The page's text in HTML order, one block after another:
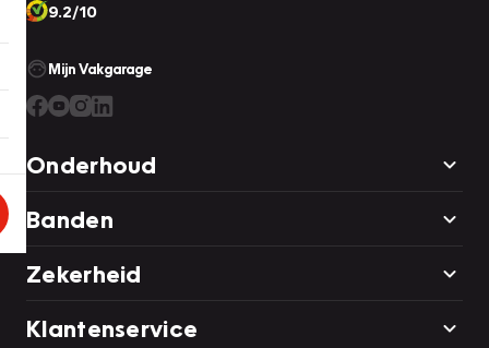
9.2/10
Mijn Vakgarage
Onderhoud
Banden
Zekerheid
Klantenservice